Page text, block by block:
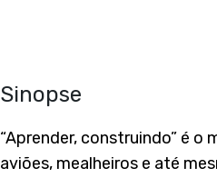
Sinopse
“Aprender, construindo” é
aviões, mealheiros e até